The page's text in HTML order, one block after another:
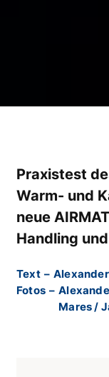
Praxistest
Warm- und
neue
Handling
Text –
Fotos –
Mares /